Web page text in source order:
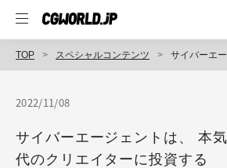
TOP スペシャルコンテンツ サイバーエージェントは、
2022/11/08
サイバーエージェントは、 本
代のクリエイターに投資する